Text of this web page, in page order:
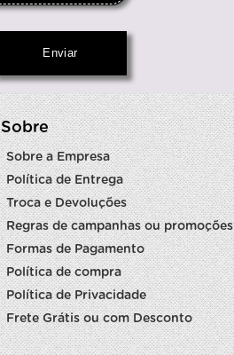
Sobre
Sobre a Empresa
Política de Entrega
Troca e Devoluções
Regras de campanhas ou promoções
Formas de Pagamento
Política de compra
Política de Privacidade
Frete Grátis ou com Desconto